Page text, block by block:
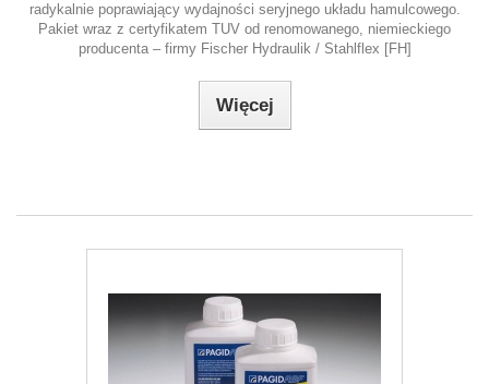
radykalnie poprawiający wydajności seryjnego układu hamulcowego.
Pakiet wraz z certyfikatem TUV od renomowanego, niemieckiego
producenta – firmy Fischer Hydraulik / Stahlflex [FH]
Więcej